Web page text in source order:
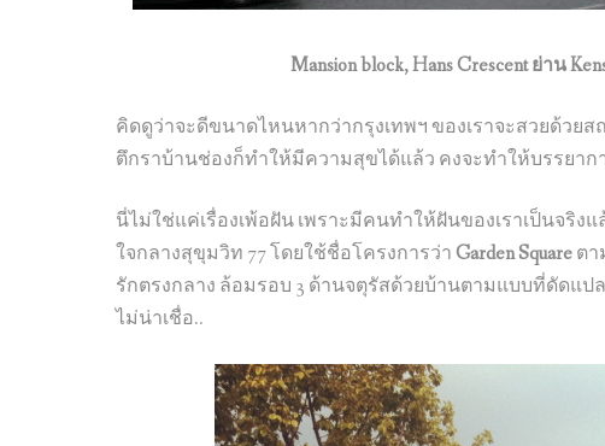
Mansion block, Hans Crescent ย่าน
คิดดูว่าจะดีขนาดไหนหากว่ากรุงเทพฯ ของเราจะสวยด้วย
ตึกราบ้านช่องก็ทำให้มีความสุขได้แล้ว คงจะทำให้บรรยาก
นี่ไม่ใช่แค่เรื่องเพ้อฝัน เพราะมีคนทำให้ฝันของเราเป็นจริง
ใจกลางสุขุมวิท 77 โดยใช้ชื่อโครงการว่า Garden Squareตา
รักตรงกลาง ล้อมรอบ 3 ด้านจตุรัสด้วยบ้านตามแบบที่ดัดแป
ไม่น่าเชื่อ..